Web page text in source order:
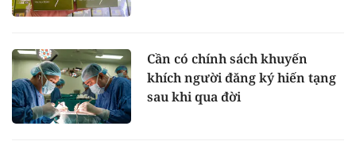
Cần có chính sách khuyến
khích người đăng ký hiến tạng
sau khi qua đời